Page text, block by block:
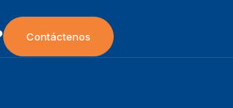
Contáctenos